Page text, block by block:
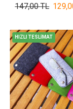
147,00 TL
HIZLI TESLİMAT